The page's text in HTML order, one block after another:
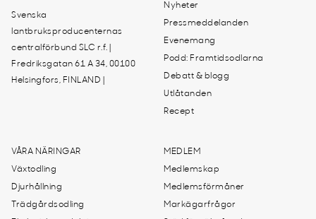
Svenska
lantbruksproducenternas
centralförbund SLC r.f. |
Fredriksgatan 61 A 34, 00100
Helsingfors, FINLAND |
Nyheter
Pressmeddelanden
Evenemang
Podd: Framtidsodlarna
Debatt & blogg
Utlåtanden
Recept
VÅRA NÄRINGAR
Växtodling
Djurhållning
Trädgårdsodling
MEDLEM
Medlemskap
Medlemsförmåner
Markägarfrågor